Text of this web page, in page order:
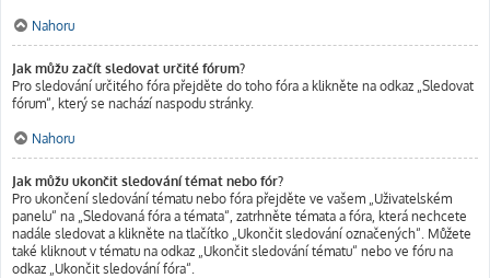
Nahoru
Jak můžu začít sledovat určité fórum?
Pro sledování určitého fóra přejděte do toho fóra a klikněte na odkaz „Sledovat
fórum“, který se nachází naspodu stránky.
Nahoru
Jak můžu ukončit sledování témat nebo fór?
Pro ukončení sledování tématu nebo fóra přejděte ve vašem „Uživatelském
panelu“ na „Sledovaná fóra a témata“, zatrhněte témata a fóra, která nechcete
nadále sledovat a klikněte na tlačítko „Ukončit sledování označených“. Můžete
také kliknout v tématu na odkaz „Ukončit sledování tématu“ nebo ve fóru na
odkaz „Ukončit sledování fóra“.